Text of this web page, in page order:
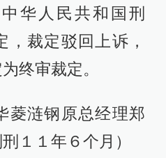
华人民共和国刑
，裁定驳回上诉，
终审裁定。
菱涟钢原总经理郑
１１年６个月）